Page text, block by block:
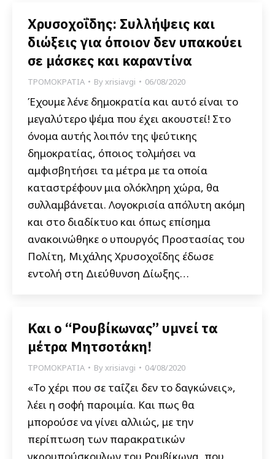
Χρυσοχοΐδης: Συλλήψεις και
διώξεις για όποιον δεν υπακούει
σε μάσκες και καραντίνα
ΤΡΟΜΟΚΡΑΤΙΑ Byxrisiavgi 06/08/2020
Έχουμε λένε δημοκρατία και αυτό είναι το
μεγαλύτερο ψέμα που έχει ακουστεί! Στο
όνομα αυτής λοιπόν της ψεύτικης
δημοκρατίας, όποιος τολμήσει να
αμφισβητήσει τα μέτρα με τα οποία
καταστρέφουν μια ολόκληρη χώρα, θα
συλλαμβάνεται. Λογοκρισία απόλυτη ακόμη
και στο διαδίκτυο και όπως επίσημα
ανακοινώθηκε ο υπουργός Προστασίας του
Πολίτη, Μιχάλης Χρυσοχοΐδης έδωσε
εντολή στη Διεύθυνση Δίωξης…
Και ο “Ρουβίκωνας” υμνεί τα
μέτρα Μητσοτάκη!
ΤΡΟΜΟΚΡΑΤΙΑ Byxrisiavgi 04/08/2020
«Το χέρι που σε ταΐζει δεν το δαγκώνεις»,
λέει η σοφή παροιμία. Και πως θα
μπορούσε να γίνει αλλιώς, με την
περίπτωση των παρακρατικών